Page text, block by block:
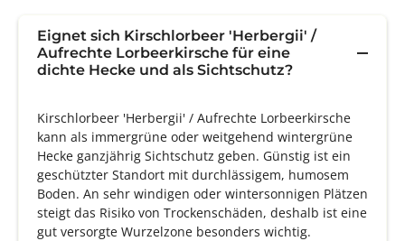
Eignet sich Kirschlorbeer 'Herbergii' /
Aufrechte Lorbeerkirsche für eine
dichte Hecke und als Sichtschutz?
Kirschlorbeer 'Herbergii' / Aufrechte Lorbeerkirsche
kann als immergrüne oder weitgehend wintergrüne
Hecke ganzjährig Sichtschutz geben. Günstig ist ein
geschützter Standort mit durchlässigem, humosem
Boden. An sehr windigen oder wintersonnigen Plätzen
steigt das Risiko von Trockenschäden, deshalb ist eine
gut versorgte Wurzelzone besonders wichtig.